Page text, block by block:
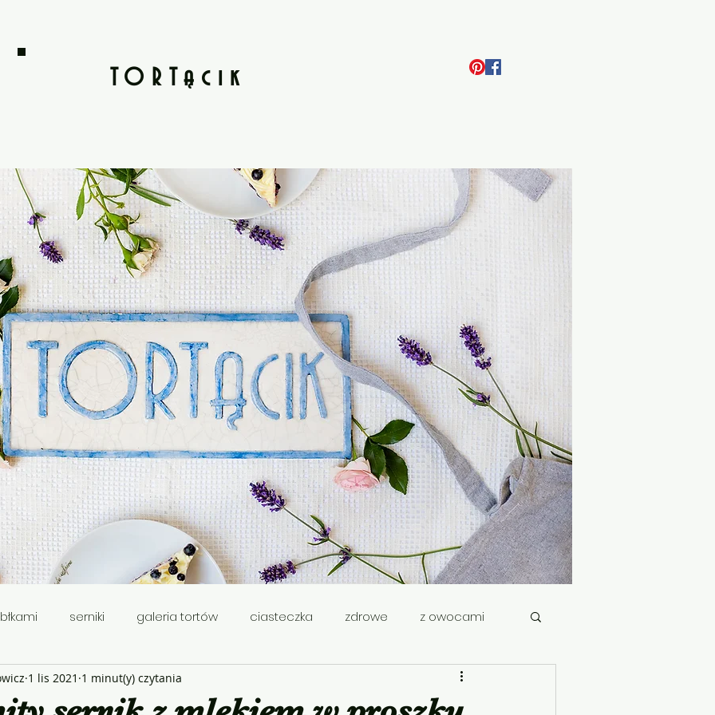
TORTącik
serniki galeria tortów ciasteczka zdrowe z owocami
smażone babki
1 lis 2021 1 minut(y) czytania